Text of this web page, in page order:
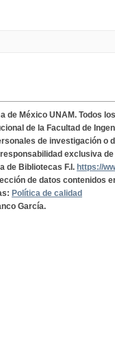
de México UNAM. Todos
de la Facultad de
de investigación o
exclusiva
de Bibliotecas F.I. https://
de datos contenidos
Política de calidad
García.